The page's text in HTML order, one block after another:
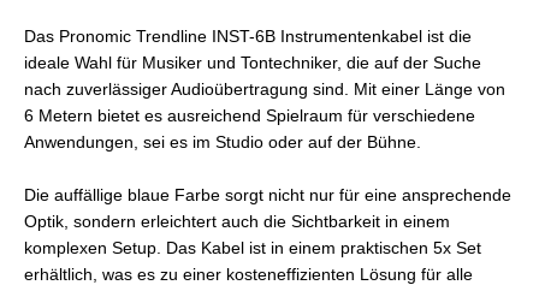
Das Pronomic Trendline INST-6B Instrumentenkabel ist die
ideale Wahl für Musiker und Tontechniker, die auf der Suche
nach zuverlässiger Audioübertragung sind. Mit einer Länge von
6 Metern bietet es ausreichend Spielraum für verschiedene
Anwendungen, sei es im Studio oder auf der Bühne.
Die auffällige blaue Farbe sorgt nicht nur für eine ansprechende
Optik, sondern erleichtert auch die Sichtbarkeit in einem
komplexen Setup. Das Kabel ist in einem praktischen 5x Set
erhältlich, was es zu einer kosteneffizienten Lösung für alle